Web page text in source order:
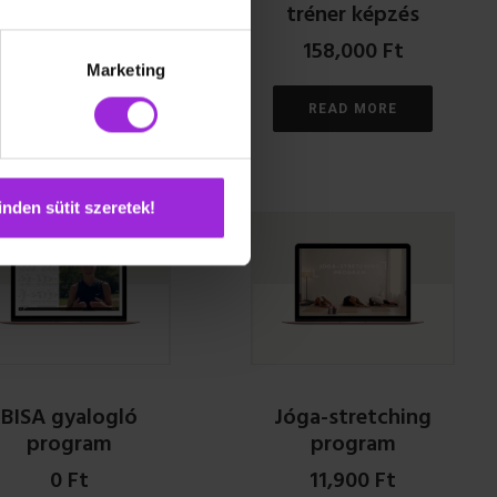
Marketing
sütit szeretek!
24,990Ft
READ MORE
tréner képzés
158,000Ft
READ MORE
BISA gyalogló
program
0Ft
Jóga-stretching
program
11,900Ft